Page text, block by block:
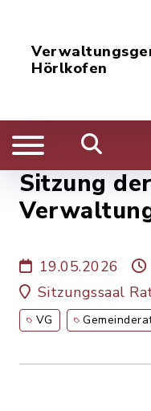
Hörlkofen
Sitzung der
19.05.2026
Sitzungssaal
VG